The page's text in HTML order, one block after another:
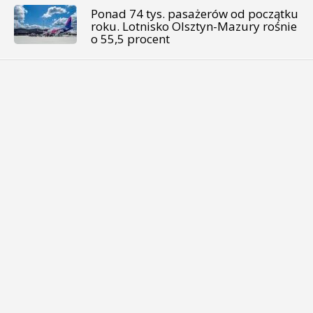
Ponad 74 tys. pasażerów od początku
roku. Lotnisko Olsztyn-Mazury rośnie
o 55,5 procent